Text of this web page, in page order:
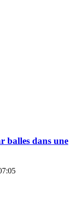
balles dans une